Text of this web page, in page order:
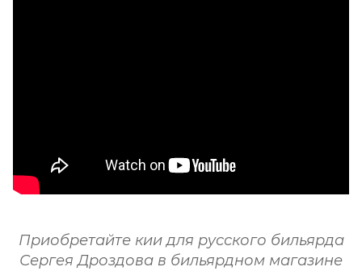
Приобретайте кии для русского бильярда
Сергея Дроздова в бильярдном магазине